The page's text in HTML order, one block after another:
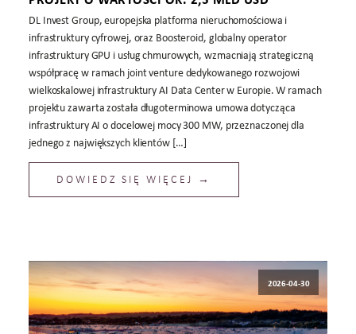
DL Invest Group, europejska platforma nieruchomościowa i
infrastruktury cyfrowej, oraz Boosteroid, globalny operator
infrastruktury GPU i usług chmurowych, wzmacniają strategiczną
współpracę w ramach joint venture dedykowanego rozwojowi
wielkoskalowej infrastruktury AI Data Center w Europie. W ramach
projektu zawarta została długoterminowa umowa dotycząca
infrastruktury AI o docelowej mocy 300 MW, przeznaczonej dla
jednego z największych klientów […]
DOWIEDZ SIĘ WIĘCEJ →
2026-04-30